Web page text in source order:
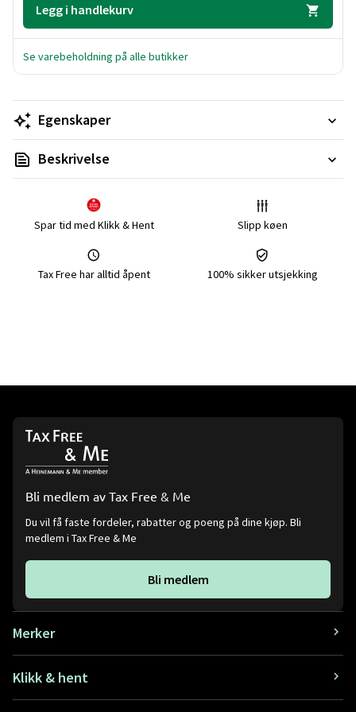
Legg i handlekurv
Se varebeholdning på alle butikker
Egenskaper
Beskrivelse
Spar tid med Klikk & Hent Slipp køen
Tax Free har alltid åpent 100% sikker utsjekking
Bli medlem av Tax Free & Me
Du vil få faste fordeler, rabatter og poeng på dine kjøp. Bli
medlem i Tax Free & Me
Bli medlem
Merker
Klikk & hent